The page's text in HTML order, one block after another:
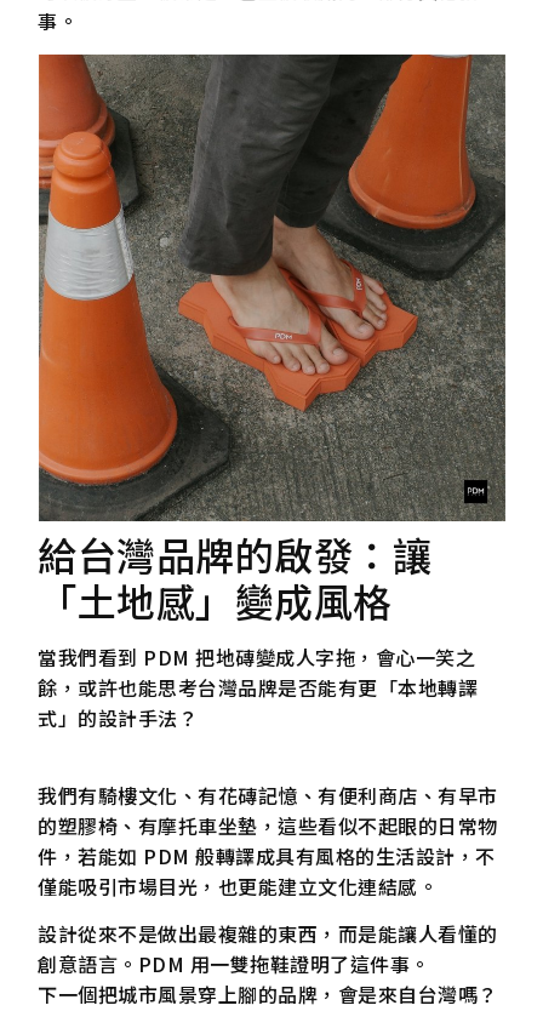
事。
給台灣品牌的啟發：讓
「土地感」變成風格
當我們看到 PDM 把地磚變成人字拖，會心一笑之
餘，或許也能思考台灣品牌是否能有更「本地轉譯
式」的設計手法？
我們有騎樓文化、有花磚記憶、有便利商店、有早市
的塑膠椅、有摩托車坐墊，這些看似不起眼的日常物
件，若能如 PDM 般轉譯成具有風格的生活設計，不
僅能吸引市場目光，也更能建立文化連結感。
設計從來不是做出最複雜的東西，而是能讓人看懂的
創意語言。PDM 用一雙拖鞋證明了這件事。
下一個把城市風景穿上腳的品牌，會是來自台灣嗎？